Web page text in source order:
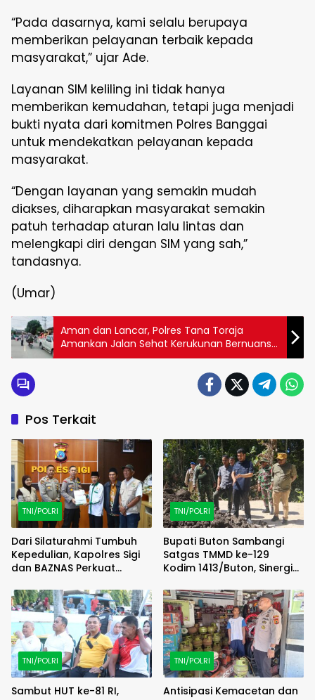
“Pada dasarnya, kami selalu berupaya
memberikan pelayanan terbaik kepada
masyarakat,” ujar Ade.
Layanan SIM keliling ini tidak hanya
memberikan kemudahan, tetapi juga menjadi
bukti nyata dari komitmen Polres Banggai
untuk mendekatkan pelayanan kepada
masyarakat.
“Dengan layanan yang semakin mudah
diakses, diharapkan masyarakat semakin
patuh terhadap aturan lalu lintas dan
melengkapi diri dengan SIM yang sah,”
tandasnya.
(Umar)
Aman dan Lancar, Polres Tana Toraja
Amankan Jalan Sehat Kerukunan Bernuansa
Ekologis
Pos Terkait
TNI/POLRI
Dari Silaturahmi Tumbuh
Kepedulian, Kapolres Sigi
dan BAZNAS Perkuat
TNI/POLRI
Bupati Buton Sambangi
Satgas TMMD ke-129
Kodim 1413/Buton, Sinergi
Menguat
TNI/POLRI
Sambut HUT ke-81 RI,
TNI/POLRI
Antisipasi Kemacetan dan